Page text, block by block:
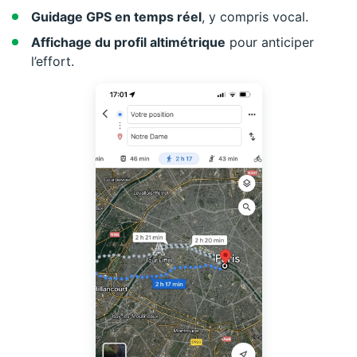
Guidage GPS en temps réel, y compris vocal.
Affichage du profil altimétrique pour anticiper
l’effort.